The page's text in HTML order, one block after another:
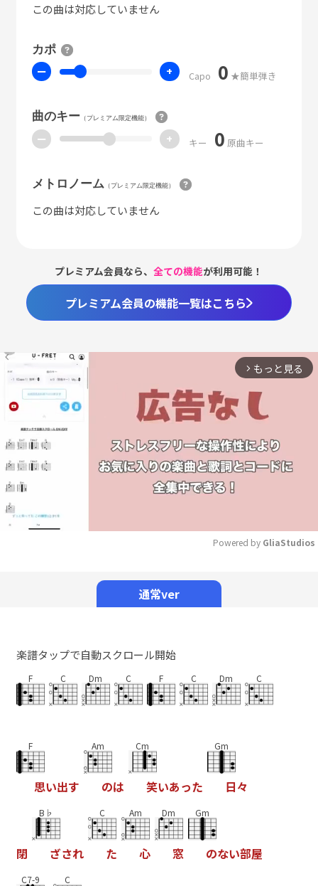
この曲は対応していません
カポ
ー + Capo 0 ★簡単弾き
曲のキー（プレミアム限定機能）
ー + キー 0 原曲キー
メトロノーム （プレミアム限定機能）
この曲は対応していません
プレミアム会員なら、全ての機能が利用可能！
プレミアム会員の機能一覧はこちら
arrow_forward_ios もっと見る
Powered by GliaStudios
通常ver
楽譜タップで自動スクロール開始
F C Dm C F C Dm C
F
思い出す
Am
のは
Cm
笑いあった
Gm
日々
閉
B♭
ざされ
C
た
Am
心
Dm
窓
Gm
のない部屋
C7-9 C